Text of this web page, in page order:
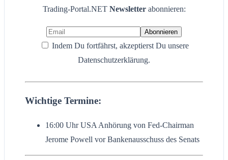
Trading-Portal.NET Newsletter abonnieren:
Indem Du fortfährst, akzeptierst Du unsere
Datenschutzerklärung.
Wichtige Termine:
16:00 Uhr USA Anhörung von Fed-Chairman
Jerome Powell vor Bankenausschuss des Senats